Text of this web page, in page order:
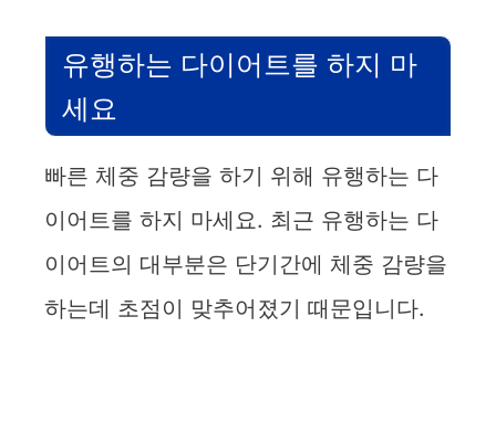
유행하는 다이어트를 하지 마
세요
빠른 체중 감량을 하기 위해 유행하는 다
이어트를 하지 마세요. 최근 유행하는 다
이어트의 대부분은 단기간에 체중 감량을
하는데 초점이 맞추어졌기 때문입니다.